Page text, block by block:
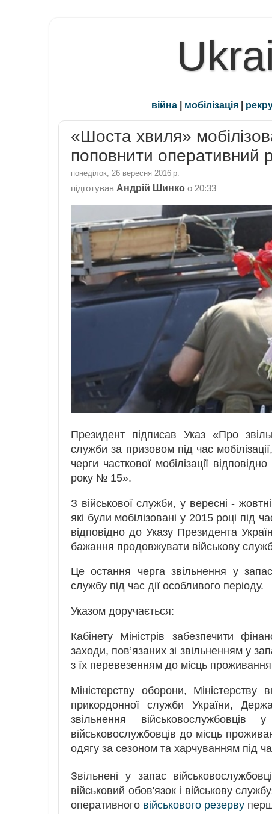
війна | мобілізація |
«Шоста хвиля»
поповнити оперативний
понеділок, 26 вересня 2016 р.
підготував Андрій Шинко о 20:33
Президент підписав Указ «Про
служби за призовом під час
черги часткової мобілізації
року № 15».
З військової служби, у вересні -
які були мобілізовані у 2015 році під
відповідно до Указу Президента
бажання продовжувати військову
Це остання черга звільнення у
службу під час дії особливого періоду.
Указом доручається:
Кабінету Міністрів забезпечити
заходи, пов’язаних зі звільненням у
з їх перевезенням до місць
Міністерству оборони, Міністерству
прикордонної служби України,
звільнення військовослужбовців
військовослужбовців до місць
одягу за сезоном та харчуванням під
Звільнені у запас
військовий обов'язок і військову
оперативного військового резерву